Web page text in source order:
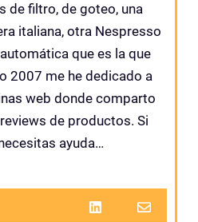
de filtro, de goteo, una
italiana, otra Nespresso
que es la que
2007 me he dedicado a
web donde comparto
de productos. Si
ayuda…